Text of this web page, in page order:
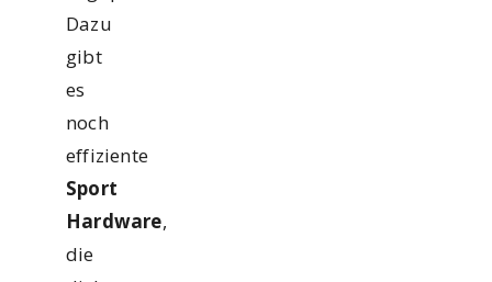
Dazu
gibt
es
noch
effiziente
Sport
Hardware,
die